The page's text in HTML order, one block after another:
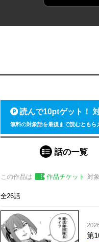
読んで10ptゲット！
無料の対象話を最後まで読むともら
話の一覧
この作品は 作品チケット 対
全26話
第